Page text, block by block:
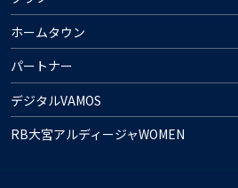
ホームタウン
パートナー
デジタルVAMOS
RB大宮アルディージャWOMEN